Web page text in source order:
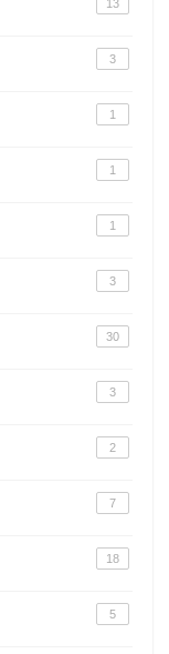
13
3
1
1
1
3
30
3
2
7
18
5